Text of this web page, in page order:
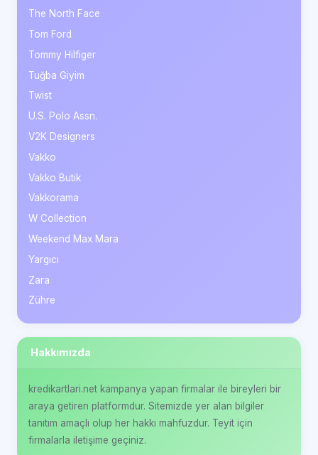
The North Face
Tom Ford
Tommy Hilfiger
Tuğba Giyim
Twist
U.S. Polo Assn.
V2K Designers
Vakko
Vakko Butik
Vakkorama
W Collection
Weekend Max Mara
Yargıcı
Zara
Zühre
Hakkımızda
kredikartlari.net kampanya yapan firmalar ile bireyleri bir
araya getiren platformdur. Sitemizde yer alan bilgiler
tanıtım amaçlı olup her hakkı mahfuzdur. Teyit için
firmalarla iletişime geçiniz.